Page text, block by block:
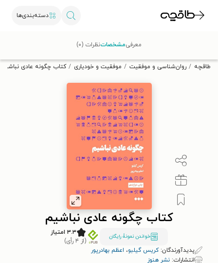
دسته‌بندی‌ها
تخفیف از طاقچه دریافت کن.
طاقچه روان‌شناسی و موفقیت موفقیت و خودیاری کتاب چگونه عادی نباشیم
کتاب چگونه عادی نباشیم
خواندن نمونۀ رایگان
۳.۳ امتیاز
(از ۴ رأی)
پدیدآورندگان:کریس گیلبو، اعظم بهادرپور
انتشارات: نشر هنوز
معرفیمشخصاتنظرات (۰)